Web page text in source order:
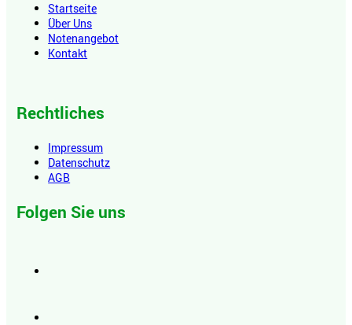
Startseite
Über Uns
Notenangebot
Kontakt
Rechtliches
Impressum
Datenschutz
AGB
Folgen Sie uns